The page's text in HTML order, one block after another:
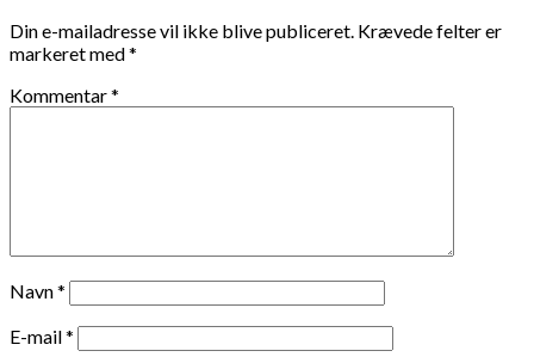
Din e-mailadresse vil ikke blive publiceret. Krævede felter er
markeret med*
Kommentar*
Navn*
E-mail*